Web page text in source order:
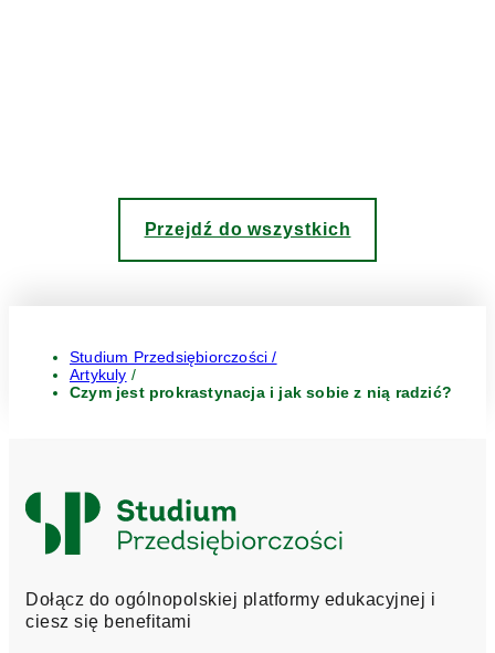
Przejdź do wszystkich
Studium Przedsiębiorczości /
Artykuly /
Czym jest prokrastynacja i jak sobie z nią radzić?
Logo
Studium
Dołącz do ogólnopolskiej platformy edukacyjnej i
ciesz się benefitami